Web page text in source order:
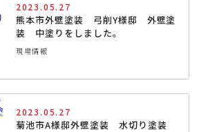
2023.05.27
熊本市外壁塗装 弓削Y様邸 外壁塗
装 中塗りをしました。
現場情報
2023.05.27
菊池市A様邸外壁塗装 水切り塗装